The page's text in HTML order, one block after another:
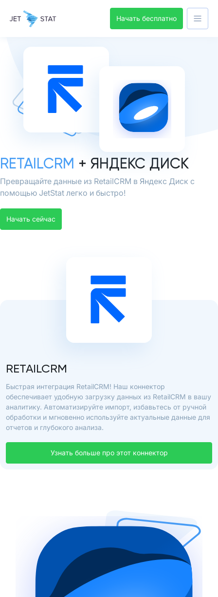
Начать бесплатно
RETAILCRM + ЯНДЕКС ДИСК
Превращайте данные из RetailCRM в Яндекс Диск с
помощью JetStat легко и быстро!
Начать сейчас
RETAILCRM
Быстрая интеграция RetailCRM! Наш коннектор
обеспечивает удобную загрузку данных из RetailCRM в вашу
аналитику. Автоматизируйте импорт, избавьтесь от ручной
обработки и мгновенно используйте актуальные данные для
отчетов и глубокого анализа.
Узнать больше про этот коннектор